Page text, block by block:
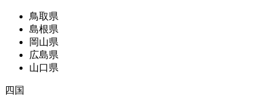
鳥取県
島根県
岡山県
広島県
山口県
四国